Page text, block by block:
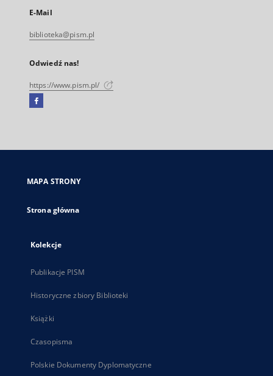
E-Mail
biblioteka@pism.pl
Odwiedź nas!
https://www.pism.pl/
Facebook
się
karcie
MAPA STRONY
Strona główna
Kolekcje
Publikacje PISM
Historyczne zbiory Biblioteki
Książki
Czasopisma
Polskie Dokumenty Dyplomatyczne